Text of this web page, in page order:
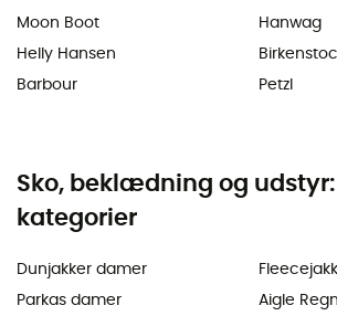
Moon Boot
Helly Hansen
Barbour
Hanwag
Petzl
Sko, beklædning og
kategorier
Dunjakker damer
Parkas damer
Aigle